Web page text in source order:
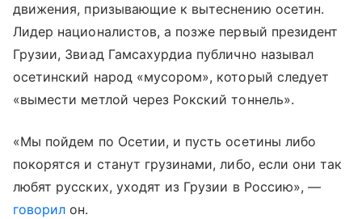
движения, призывающие к вытеснению осетин.
Лидер националистов, а позже первый президент
Грузии, Звиад Гамсахурдиа публично называл
осетинский народ «мусором», который следует
«вымести метлой через Рокский тоннель».
«Мы пойдем по Осетии, и пусть осетины либо
покорятся и станут грузинами, либо, если они так
любят русских, уходят из Грузии в Россию», —
говорил он.